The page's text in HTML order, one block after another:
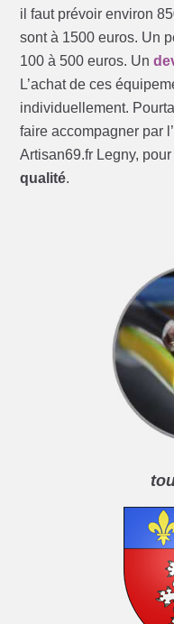
il faut prévoir environ
sont à 1500 euros. Un
100 à 500 euros. Un
L’achat de ces
individuellement.
faire accompagner par
Artisan69.fr Legny,
qualité.